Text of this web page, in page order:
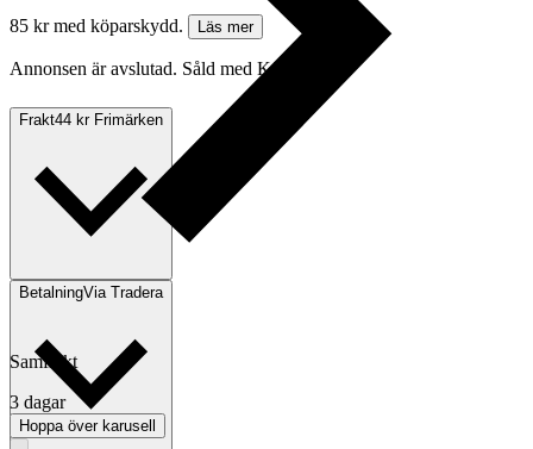
85 kr med köparskydd.
Läs mer
Annonsen är avslutad. Såld med Köp nu.
Frakt44 kr Frimärken
BetalningVia Tradera
Samfrakt
3 dagar
Hoppa över karusell